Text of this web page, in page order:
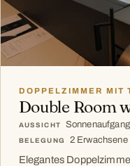
DOPPELZIMMER MIT
Double Room
AUSSICHT Sonnenaufgang
BELEGUNG 2 Erwachsene
Elegantes